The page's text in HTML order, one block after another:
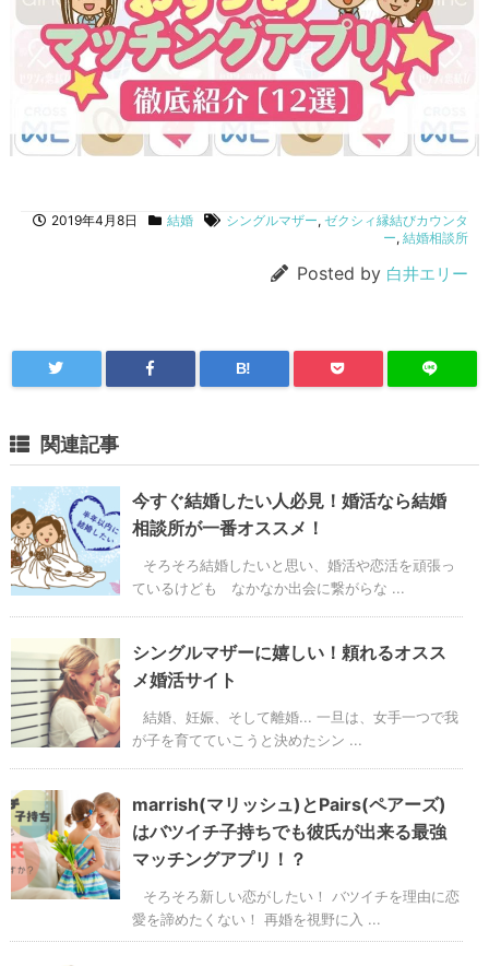
2019年4月8日 結婚 シングルマザー, ゼクシィ縁結びカウンタ
ー, 結婚相談所
Posted by 白井エリー
B!
関連記事
今すぐ結婚したい人必見！婚活なら結婚
相談所が一番オススメ！
そろそろ結婚したいと思い、婚活や恋活を頑張っ
ているけども なかなか出会に繋がらな ...
シングルマザーに嬉しい！頼れるオスス
メ婚活サイト
結婚、妊娠、そして離婚... 一旦は、女手一つで我
が子を育てていこうと決めたシン ...
marrish(マリッシュ)とPairs(ペアーズ)
はバツイチ子持ちでも彼氏が出来る最強
マッチングアプリ！？
そろそろ新しい恋がしたい！ バツイチを理由に恋
愛を諦めたくない！ 再婚を視野に入 ...